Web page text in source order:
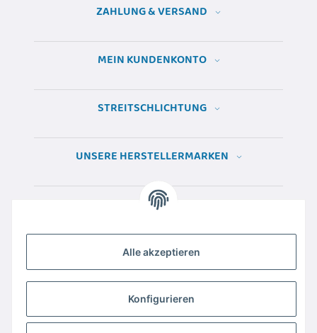
Alle akzeptieren
Konfigurieren
ZAHLUNG & VERSAND
MEIN KUNDENKONTO
STREITSCHLICHTUNG
UNSERE HERSTELLERMARKEN